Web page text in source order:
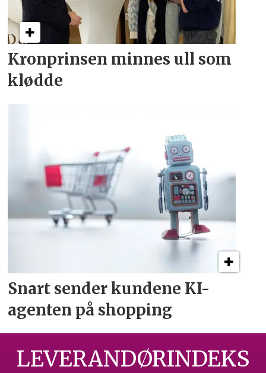
Kronprinsen minnes ull som
klødde
Snart sender kundene KI-
agenten på shopping
LEVERANDØRINDEKS